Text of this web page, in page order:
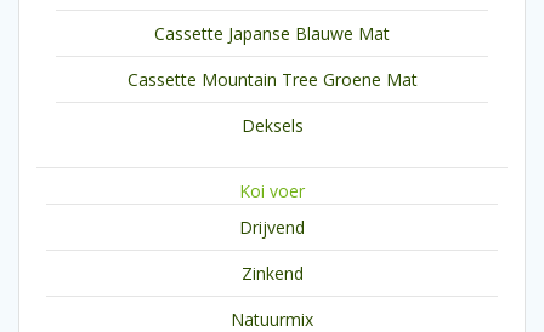
Cassette Japanse Blauwe Mat
Cassette Mountain Tree Groene Mat
Deksels
Koi voer
Drijvend
Zinkend
Natuurmix